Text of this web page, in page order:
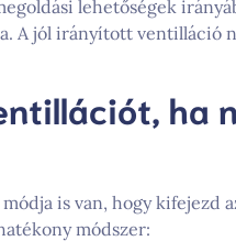
lehetőségek
A jól irányított ventilláció
ha
is van, hogy kifejezd
módszer: